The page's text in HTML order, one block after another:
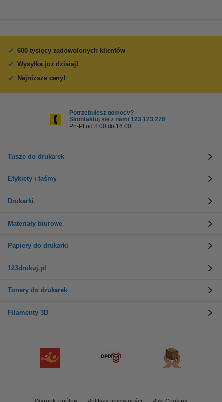
600 tysięcy zadowolonych klientów
Wysyłka już dzisiaj!
Najniższe ceny!
Potrzebujesz pomocy?
Skontaktuj się z nami 123 123 270
Pn-Pt od 8:00 do 16:00
Tusze do drukarek
Etykiety i taśmy
Drukarki
Materiały biurowe
Papiery do drukarki
123drukuj.pl
Tonery do drukarek
Filamenty 3D